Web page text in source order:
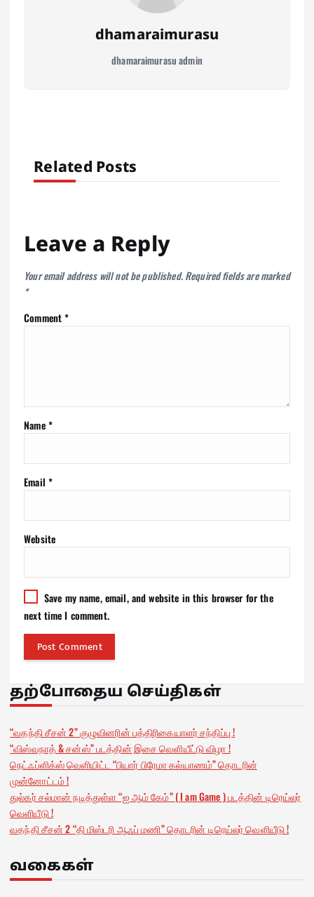
dhamaraimurasu
dhamaraimurasu admin
Related Posts
Leave a Reply
Your email address will not be published.Required fields are marked
*
Comment*
Name*
Email *
Website
Save my name, email, and website in this browser for the
next time I comment.
தற்போதைய செய்திகள்
“வதந்தி சீசன் 2” குழுவினரின் பத்திரிகையாளர் சந்திப்பு !
“விஸ்வநாத் & சன்ஸ்” படத்தின் இசை வெளியீட்டு விழா !
நெட்ஃப்ளிக்ஸ் வெளியிட்ட “பியார் பிரேமா கல்யாணம்” தொடரின்
முன்னோட்டம் !
துல்கர் சல்மான் நடித்துள்ள “ஐ ஆம் கேம்” ( I am Game ) படத்தின் டிரெய்லர்
வெளியீடு !
வதந்தி சீசன் 2 “தி மிஸ்டரி ஆஃப் மணி” தொடரின் டிரெய்லர் வெளியீடு !
வகைகள்